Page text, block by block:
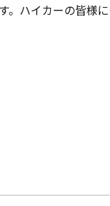
ハイカーの皆様